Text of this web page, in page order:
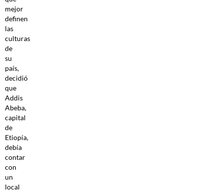
mejor
definen
las
culturas
de
su
país,
decidió
que
Addis
Abeba,
capital
de
Etiopía,
debía
contar
con
un
local